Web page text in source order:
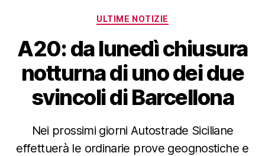
Categorie
ULTIME NOTIZIE
A20: da lunedì chiusura
notturna di uno dei due
svincoli di Barcellona
Nei prossimi giorni Autostrade Siciliane
effettuerà le ordinarie prove geognostiche e